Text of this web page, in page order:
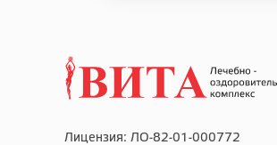
Лицензия: ЛО-82-01-000772